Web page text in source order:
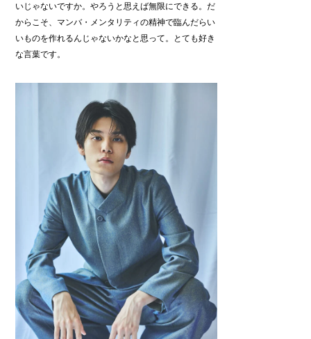
いじゃないですか。やろうと思えば無限にできる。だ
からこそ、マンバ・メンタリティの精神で臨んだらい
いものを作れるんじゃないかなと思って。とても好き
な言葉です。